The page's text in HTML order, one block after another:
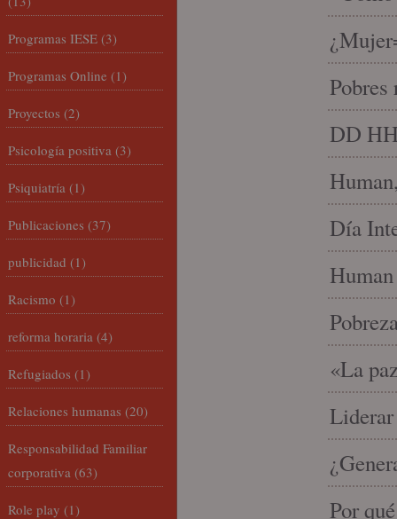
DD
Día
«La
Liderar
Por
Programas IESE (3)
Programas Online (1)
Proyectos (2)
Psicología positiva (3)
Psiquiatría (1)
Publicaciones (37)
publicidad (1)
Racismo (1)
reforma horaria (4)
Refugiados (1)
Relaciones humanas (20)
Responsabilidad Familiar
corporativa (63)
Role play (1)